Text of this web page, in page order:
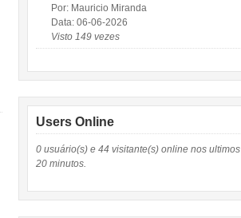
Por: Mauricio Miranda
Data: 06-06-2026
Visto 149 vezes
Users Online
0 usuário(s) e 44 visitante(s) online nos ultimos
20 minutos.